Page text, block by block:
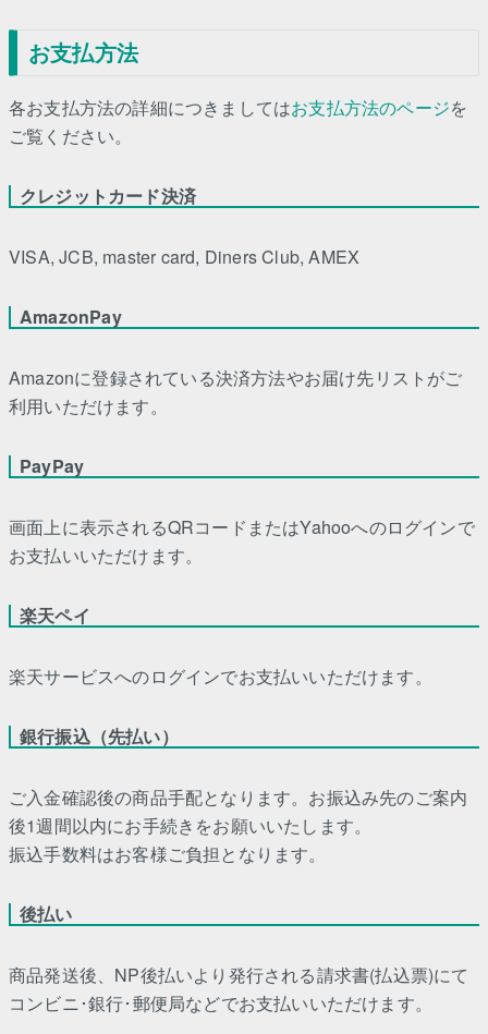
お支払方法
各お支払方法の詳細につきましてはお支払方法のページを
ご覧ください。
クレジットカード決済
VISA, JCB, master card, Diners Club, AMEX
AmazonPay
Amazonに登録されている決済方法やお届け先リストがご
利用いただけます。
PayPay
画面上に表示されるQRコードまたはYahooへのログインで
お支払いいただけます。
楽天ペイ
楽天サービスへのログインでお支払いいただけます。
銀行振込（先払い）
ご入金確認後の商品手配となります。お振込み先のご案内
後1週間以内にお手続きをお願いいたします。
振込手数料はお客様ご負担となります。
後払い
商品発送後、NP後払いより発行される請求書(払込票)にて
コンビニ･銀行･郵便局などでお支払いいただけます。